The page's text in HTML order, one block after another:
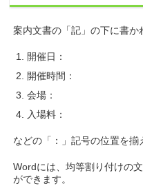
案内文書の「記」の下に書か
開催日：
開催時間：
会場：
入場料：
などの「：」記号の位置を揃
Wordには、均等割り付けの
ができます。